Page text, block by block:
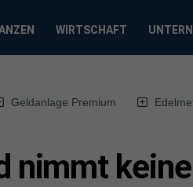
WIRTSCHAFT
Geldanlage Premium
nimmt